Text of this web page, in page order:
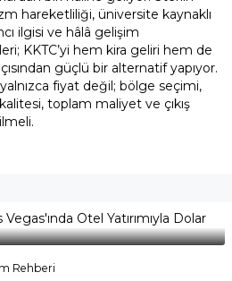
hareketliliği, üniversite kaynaklı
ilgisi ve hâlâ gelişim
KKTC’yi hem kira geliri hem de
güçlü bir alternatif yapıyor.
fiyat değil; bölge seçimi,
toplam maliyet ve çıkış
Rehberi